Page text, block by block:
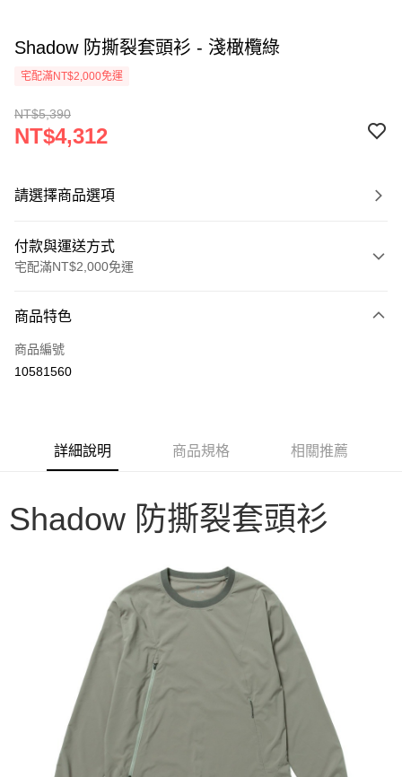
Shadow 防撕裂套頭衫 - 淺橄欖綠
宅配滿NT$2,000免運
NT$5,390
NT$4,312
請選擇商品選項
付款與運送方式
宅配滿NT$2,000免運
信用卡一次付款
信用卡分期付款
上海商業儲蓄銀行
台北富邦商業銀行
國泰世華商業銀行
匯豐（台灣）商業銀行
華泰商業銀行
聯邦商業銀行
遠東國際商業銀行
星展（台灣）商業銀行
中國信託商業銀行
台灣樂天信用卡公司
合作金庫商業銀行
第一商業銀行
兆豐國際商業銀行
臺灣中小企業銀行
台中商業銀行
永豐商業銀行
星展（台灣）商業銀行
台新國際商業銀行
中國信託商業銀行
台灣樂天信用卡公司
LINE Pay
Google Pay
【關於「AFTEE先享後付」】
AFTEE先享後付是「在收到商品之後才付款」的支付方式。 讓您購物簡單
１．簡單：不需註冊會員、不需綁卡、不需儲值。
２．便利：只要手機號碼，簡訊認證，即可結帳。
３．安心：先確認商品／服務後，再付款。
【「AFTEE先享後付」結帳流程】
１．於結帳方式選擇「AFTEE先享後付」後，將跳轉至「AFTEE先享後付」
結帳頁面，進行簡訊認證並確認金額後，即可完成結帳。
２．訂單成立數日內，您將收到繳費通知簡訊。
３．收到繳費通知簡訊後14天內，點擊此簡訊中的連結，可透過四大超商／
每筆NT$100，滿NT$2,000(含以上)免運費
商品特色
商品編號
10581560
詳細說明 商品規格 相關推薦
Shadow 防撕裂套頭衫